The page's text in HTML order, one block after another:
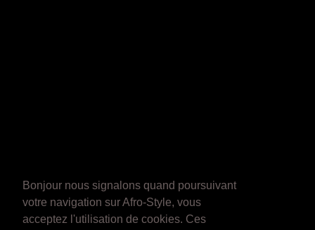
Bonjour nous signalons quand poursuivant
votre navigation sur Afro-Style, vous
acceptez l'utilisation de cookies. Ces